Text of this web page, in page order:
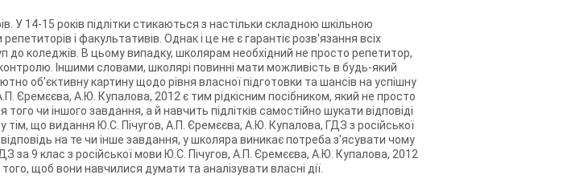
У 14-15 років підлітки стикаються з настільки складною шкільною
і факультативів. Однак і це не є гарантіє розв'язання всіх
до коледжів. В цьому випадку, школярам необхідний не просто репетитор,
Іншими словами, школярі повинні мати можливість в будь-який
об'єктивну картину щодо рівня власної підготовки та шансів на успішну
Єремєєва, А.Ю. Купалова, 2012 є тим рідкісним посібником, який не просто
чи іншого завдання, а й навчить підлітків самостійно шукати відповіді
тім, що видання Ю.С. Пічугов, А.П. Єремєєва, А.Ю. Купалова, ГДЗ з російської
на те чи інше завдання, у школяра виникає потреба з'ясувати чому
за 9 клас з російської мови Ю.С. Пічугов, А.П. Єремєєва, А.Ю. Купалова, 2012
щоб вони навчилися думати та аналізувати власні дії.